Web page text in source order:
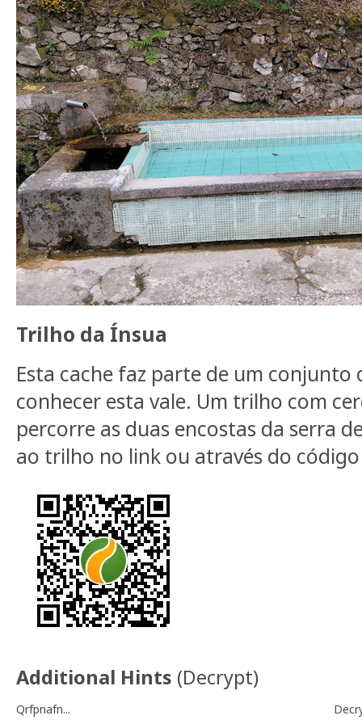
Trilho da Ínsua
Esta cache faz parte de um conjunto
conhecer esta vale. Um trilho com
percorre as duas encostas da serra
ao trilho no link ou através do código
Additional Hints (Decrypt)
Qrfpnafn...